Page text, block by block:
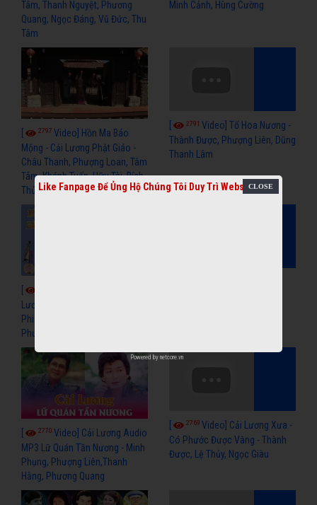
Tâm, Thanh Nguyệt, Phương
Quang, Ngọc Đáng, Vũ Đức, Thu
Tâm
Minh Cảnh, Hùng Cường
2797 Video] Hồn Ma Báo
Mộng - Cải Lương Phật Giáo -
Châu Thanh, Phượng Loan, Tâm
Tâm, Khánh Tuấn, Hữu Tài, Bích
Thủy, Hiếu Liêm
2791 Video] Tố Hoa Nương -
Thành Được, Phượng Liên, Dũng
Thanh Lâm
Lương MP3 - Xử án Bàng Quý
Phi - Út Trà Ôn, Thanh Nga, Hữu
Phước, Ngọc Giàu
[ 2770 Video] Cải Lương Audio
MP3 Lữ Quán Tần Nương - Minh
Phụng, Phượng Liên,Thanh
Hằng, Phương Quang
2769 Video] Cải Lương Xưa -
Có Phước Được Vàng - Thành
Được, Lệ Thủy, Ngọc Giàu
Like Fanpage Để Ủng Hộ Chúng Tôi Duy Trì Website
Powered by netcore.vn